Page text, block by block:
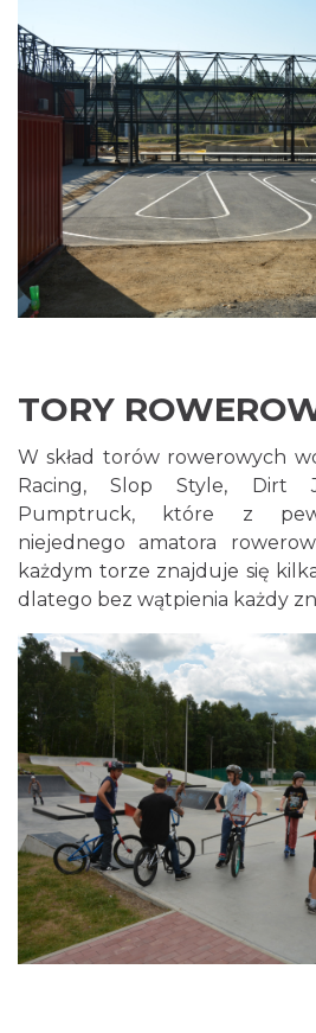
TORY
W skład torów rowerowych
Racing, Slop Style, Dirt
Pumptruck, które z
niejednego amatora
każdym torze znajduje się
dlatego bez wątpienia każdy